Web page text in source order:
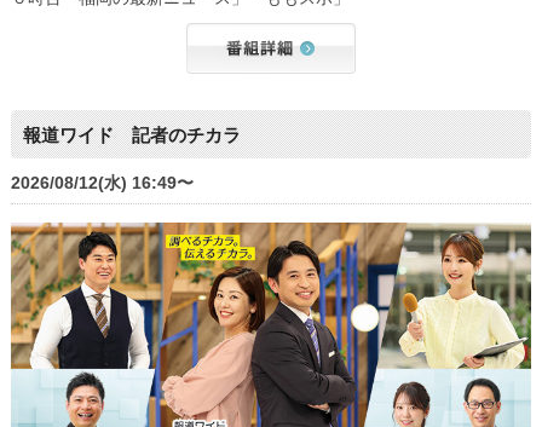
報道ワイド 記者のチカラ
2026/08/12(水) 16:49〜